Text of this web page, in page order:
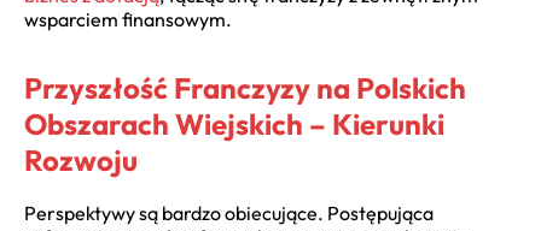
wsparciem finansowym.
Przyszłość Franczyzy na Polskich
Obszarach Wiejskich – Kierunki
Rozwoju
Perspektywy są bardzo obiecujące. Postępująca